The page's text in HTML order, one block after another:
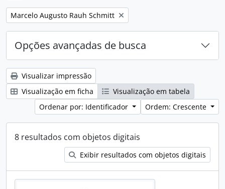
Remover filtro:
Marcelo Augusto Rauh Schmitt
Opções avançadas de busca
Visualizar impressão
Visualização em ficha
Visualização em tabela
Ordenar por: Identificador
Ordem: Crescente
8 resultados com objetos digitais
Exibir resultados com objetos digitais